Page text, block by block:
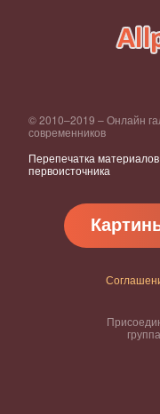
© 2010–2019 – Онлайн
современников
Перепечатка
первоисточника